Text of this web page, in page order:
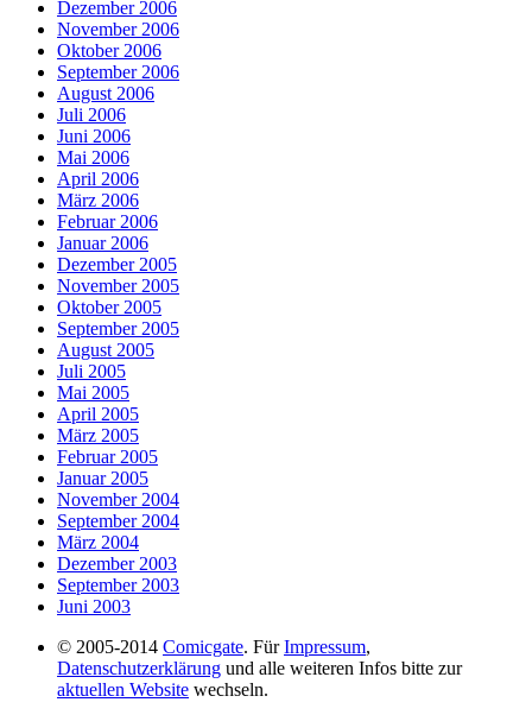
Dezember 2006
November 2006
Oktober 2006
September 2006
August 2006
Juli 2006
Juni 2006
Mai 2006
April 2006
März 2006
Februar 2006
Januar 2006
Dezember 2005
November 2005
Oktober 2005
September 2005
August 2005
Juli 2005
Mai 2005
April 2005
März 2005
Februar 2005
Januar 2005
November 2004
September 2004
März 2004
Dezember 2003
September 2003
Juni 2003
© 2005-2014 Comicgate. FürImpressum,
Datenschutzerklärung und alle weiteren Infos bitte zur
aktuellen Website wechseln.